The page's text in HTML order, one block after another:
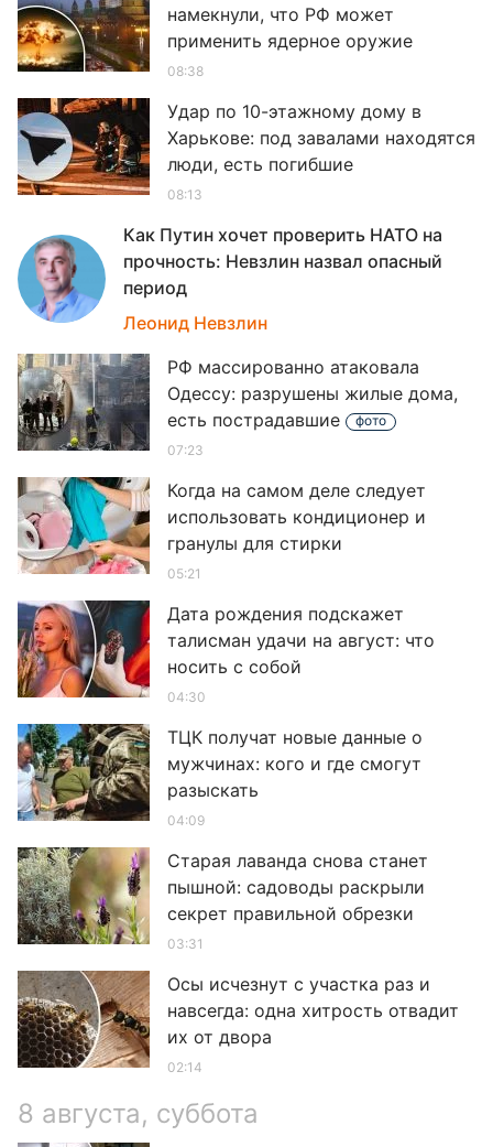
намекнули, что РФ может
применить ядерное оружие
08:38
Удар по 10-этажному дому в
Харькове: под завалами находятся
люди, есть погибшие
08:13
Как Путин хочет проверить НАТО на
прочность: Невзлин назвал опасный
период
Леонид Невзлин
РФ массированно атаковала
Одессу: разрушены жилые дома,
есть пострадавшие
фото
07:23
Когда на самом деле следует
использовать кондиционер и
гранулы для стирки
05:21
Дата рождения подскажет
талисман удачи на август: что
носить с собой
04:30
ТЦК получат новые данные о
мужчинах: кого и где смогут
разыскать
04:09
Старая лаванда снова станет
пышной: садоводы раскрыли
секрет правильной обрезки
03:31
Осы исчезнут с участка раз и
навсегда: одна хитрость отвадит
их от двора
02:14
8 августа, суббота